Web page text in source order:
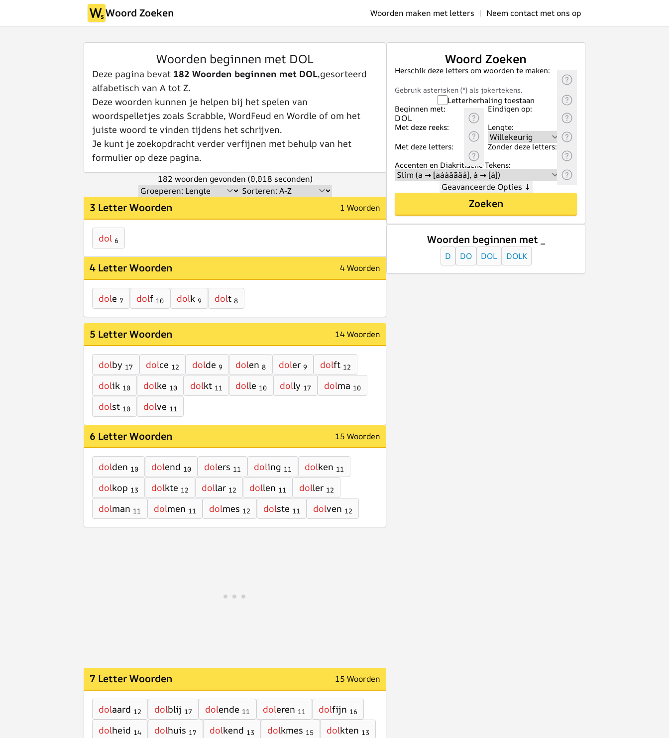
Woord Zoeken Woorden maken met letters | Neem contact met ons op
Woorden beginnen met DOL
Deze pagina bevat 182 Woorden beginnen met DOL,gesorteerd
alfabetisch van A tot Z.
Deze woorden kunnen je helpen bij het spelen van
woordspelletjes zoals Scrabble, WordFeud en Wordle of om het
juiste woord te vinden tijdens het schrijven.
Je kunt je zoekopdracht verder verfijnen met behulp van het
formulier op deze pagina.
182 woorden gevonden (0,018 seconden)
3 Letter Woorden 1 Woorden
dol 6
4 Letter Woorden 4 Woorden
dole 7 dolf 10 dolk 9 dolt 8
5 Letter Woorden 14 Woorden
dolby 17 dolce 12 dolde 9 dolen 8 doler 9 dolft 12
dolik 10 dolke 10 dolkt 11 dolle 10 dolly 17 dolma 10
dolst 10 dolve 11
6 Letter Woorden 15 Woorden
dolden 10 dolend 10 dolers 11 doling 11 dolken 11
dolkop 13 dolkte 12 dollar 12 dollen 11 doller 12
dolman 11 dolmen 11 dolmes 12 dolste 11 dolven 12
7 Letter Woorden 15 Woorden
dolaard 12 dolblij 17 dolende 11 doleren 11 dolfijn 16
dolheid 14 dolhuis 17 dolkend 13 dolkmes 15 dolkten 13
Woord Zoeken
Herschik deze letters om woorden te maken:
Gebruik asterisken (*) als jokertekens.
Letterherhaling toestaan
Beginnen met:
Eindigen op:
Met deze reeks:
Lengte:
Met deze letters:
Zonder deze letters:
Accenten en Diakritische Tekens:
Geavanceerde Opties ↓
Zoeken
Woorden beginnen met _
D DO DOL DOLK